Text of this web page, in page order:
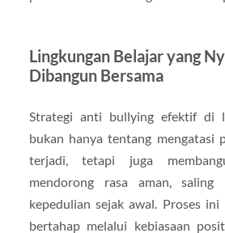
Lingkungan Belajar yang
Dibangun Bersama
Strategi anti bullying efektif di
bukan hanya tentang mengatasi
terjadi, tetapi juga
mendorong rasa aman, saling
kepedulian sejak awal. Proses ini
bertahap melalui kebiasaan